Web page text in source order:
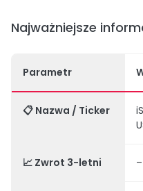
Najważniejsze
Parametr
📋 Nazwa / Ticker
📈 Zwrot 3-letni –